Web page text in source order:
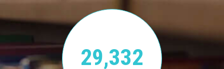
29,332